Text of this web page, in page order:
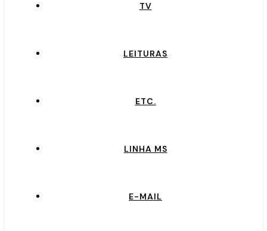
TV
LEITURAS
ETC.
LINHA MS
E-MAIL